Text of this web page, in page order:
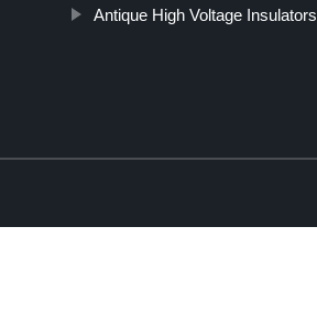
Antique High Voltage Insulators